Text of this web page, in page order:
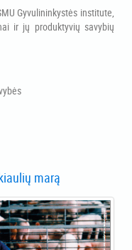
Gyvulininkystės institute,
ir jų produktyvių savybių
marą